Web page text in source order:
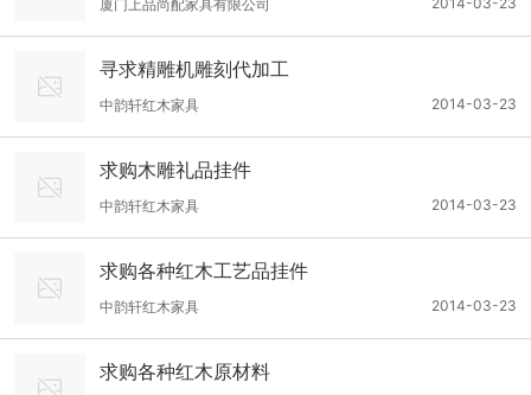
厦门上品尚配家具有限公司
寻求精雕机雕刻代加工
2014-03-23
中韵轩红木家具
求购木雕礼品挂件
2014-03-23
中韵轩红木家具
求购各种红木工艺品挂件
2014-03-23
中韵轩红木家具
求购各种红木原材料